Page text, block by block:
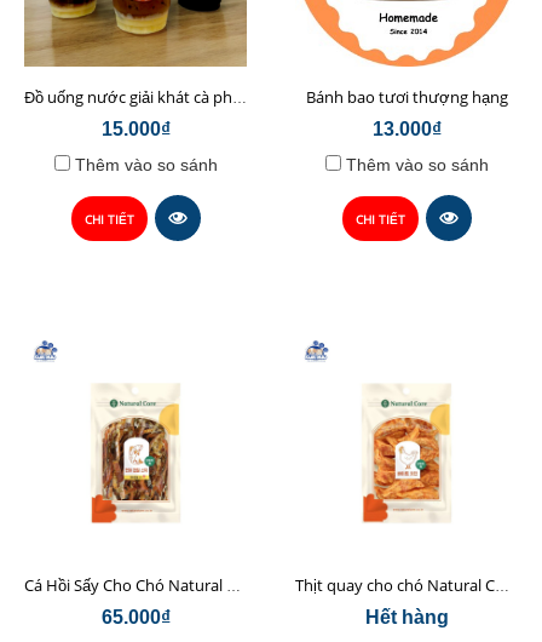
Đồ uống nước giải khát cà phê sữa hạt Chop Chef
15.000₫
Thêm vào so sánh
CHI TIẾT
Bánh bao tươi thượng hạng
13.000₫
Thêm vào so sánh
CHI TIẾT
Cá Hồi Sấy Cho Chó Natural Core 45gr
65.000₫
Thịt quay cho chó Natural Core 70g
Hết hàng